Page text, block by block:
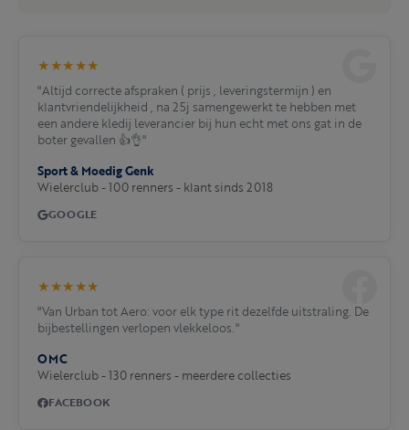
★★★★★
"Altijd correcte afspraken ( prijs , leveringstermijn ) en
klantvriendelijkheid , na 25j samengewerkt te hebben met
een andere kledij leverancier bij hun echt met ons gat in de
boter gevallen 👍👌"
Sport & Moedig Genk
Wielerclub - 100 renners - klant sinds 2018
GOOGLE
★★★★★
"Van Urban tot Aero: voor elk type rit dezelfde uitstraling. De
bijbestellingen verlopen vlekkeloos."
OMC
Wielerclub - 130 renners - meerdere collecties
FACEBOOK